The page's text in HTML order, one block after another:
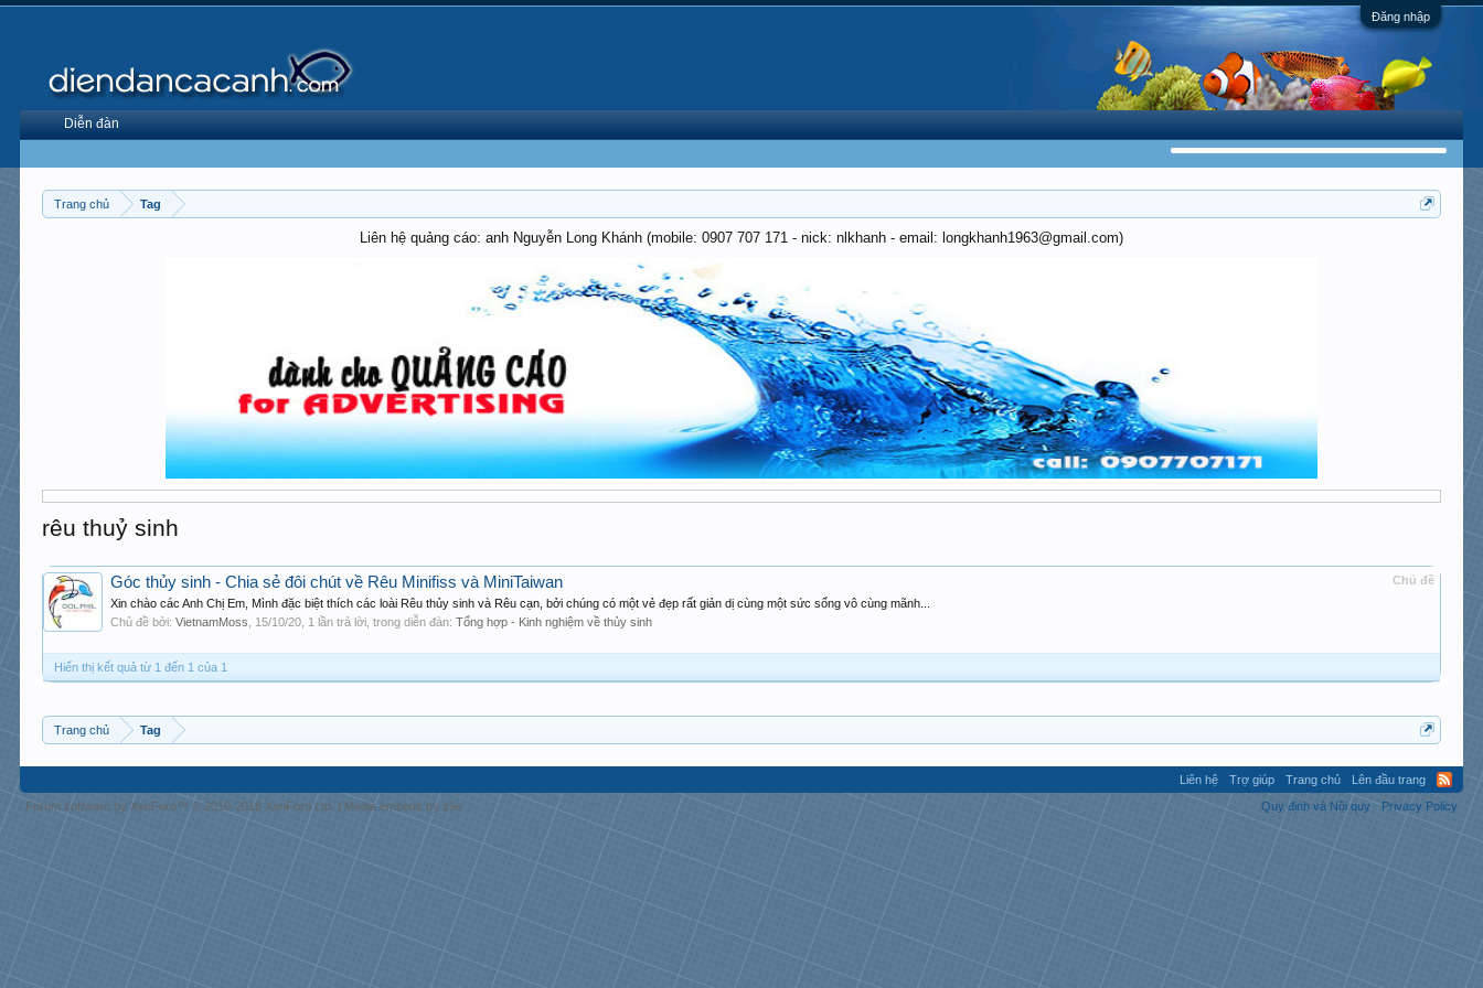
Đăng nhập
Trang chủ Tag
Liên hệ quảng cáo: anh Nguyễn Long Khánh (mobile: 0907 707 171 - nick: nlkhanh - email: longkhanh1963@gmail.com)
rêu thuỷ sinh
Chủ đề
Góc thủy sinh - Chia sẻ đôi chút về Rêu Minifiss và MiniTaiwan
Xin chào các Anh Chị Em, Mình đặc biệt thích các loài Rêu thủy sinh và Rêu cạn, bởi chúng có một vẻ đẹp rất giản dị cùng một sức sống vô cùng mãnh...
Chủ đề bởi:VietnamMoss 15/10/20 , 1 lần trả lời, trong diễn đàn:Tổng hợp - Kinh nghiệm về thủy sinh
Hiển thị kết quả từ 1 đến 1 của 1
Trang chủ Tag
Diễn đàn
Liên hệ Trợ giúp Trang chủ
Lên đầu trang
Quy định và Nội quy
Privacy Policy
Forum software by XenForo™© 2010-2018 XenForo Ltd. | Media embeds by s9e